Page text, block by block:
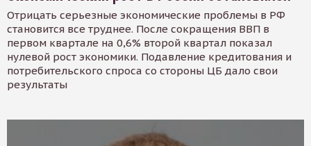
Отрицать серьезные экономические проблемы в РФ
становится все труднее. После сокращения ВВП в
первом квартале на 0,6% второй квартал показал
нулевой рост экономики. Подавление кредитования и
потребительского спроса со стороны ЦБ дало свои
результаты